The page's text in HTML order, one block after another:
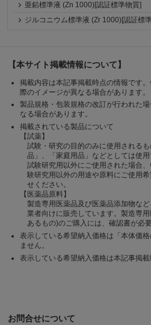
亜鉛標準液 (Zn 1000)[認証標準物質]
ジルコニウム標準液 (Zr 1000)[認証標
【本サイト掲載情報について】
掲載内容は本記事掲載時点の情報です
際のイメージが異なる場合があります。
製品規格・包装規格の改訂が行われた
なる場合があります。
掲載されている製品について
【試薬】
試験・研究の目的のみに使用される
品」、「家庭用品」などとしては使用
試験研究用以外にご使用された場合
験研究用以外の用途や原料にご使用
せください。
【医薬品原料】
製造専用医薬品及び医薬品添加物な
業者向けに販売しています。製造専
あるもの)のご購入には、確認書が必要
表示している希望納入価格は「本体価
ません。
表示している希望納入価格は本記事掲載
お問合せについて